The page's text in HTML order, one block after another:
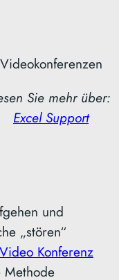
Videokonferenzen
Sie mehr über:
Excel Support
und
„stören“
Video Konferenz
Methode